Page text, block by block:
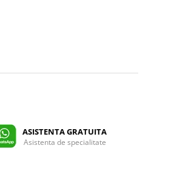
ASISTENTA GRATUITA
Asistenta de specialitate